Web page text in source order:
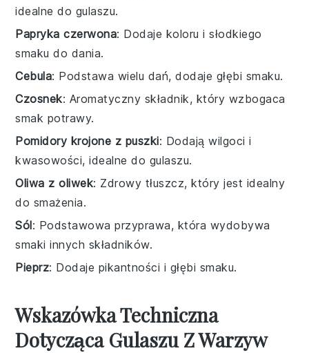
idealne do gulaszu.
Papryka czerwona: Dodaje koloru i słodkiego
smaku do dania.
Cebula: Podstawa wielu dań, dodaje głębi smaku.
Czosnek: Aromatyczny składnik, który wzbogaca
smak potrawy.
Pomidory krojone z puszki: Dodają wilgoci i
kwasowości, idealne do gulaszu.
Oliwa z oliwek: Zdrowy tłuszcz, który jest idealny
do smażenia.
Sól: Podstawowa przyprawa, która wydobywa
smaki innych składników.
Pieprz: Dodaje pikantności i głębi smaku.
Wskazówka Techniczna
Dotycząca Gulaszu Z Warzyw